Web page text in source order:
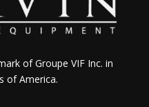
of Groupe VIF Inc. in
of America.